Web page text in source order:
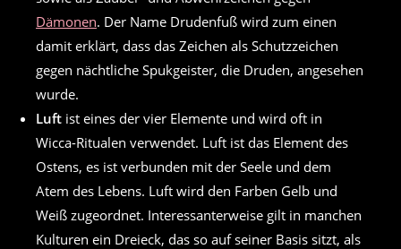
Dämonen. Der Name Drudenfuß wird zum einen
damit erklärt, dass das Zeichen als Schutzzeichen
gegen nächtliche Spukgeister, die Druden, angesehen
wurde.
Luft ist eines der vier Elemente und wird oft in
Wicca-Ritualen verwendet. Luft ist das Element des
Ostens, es ist verbunden mit der Seele und dem
Atem des Lebens. Luft wird den Farben Gelb und
Weiß zugeordnet. Interessanterweise gilt in manchen
Kulturen ein Dreieck, das so auf seiner Basis sitzt, als